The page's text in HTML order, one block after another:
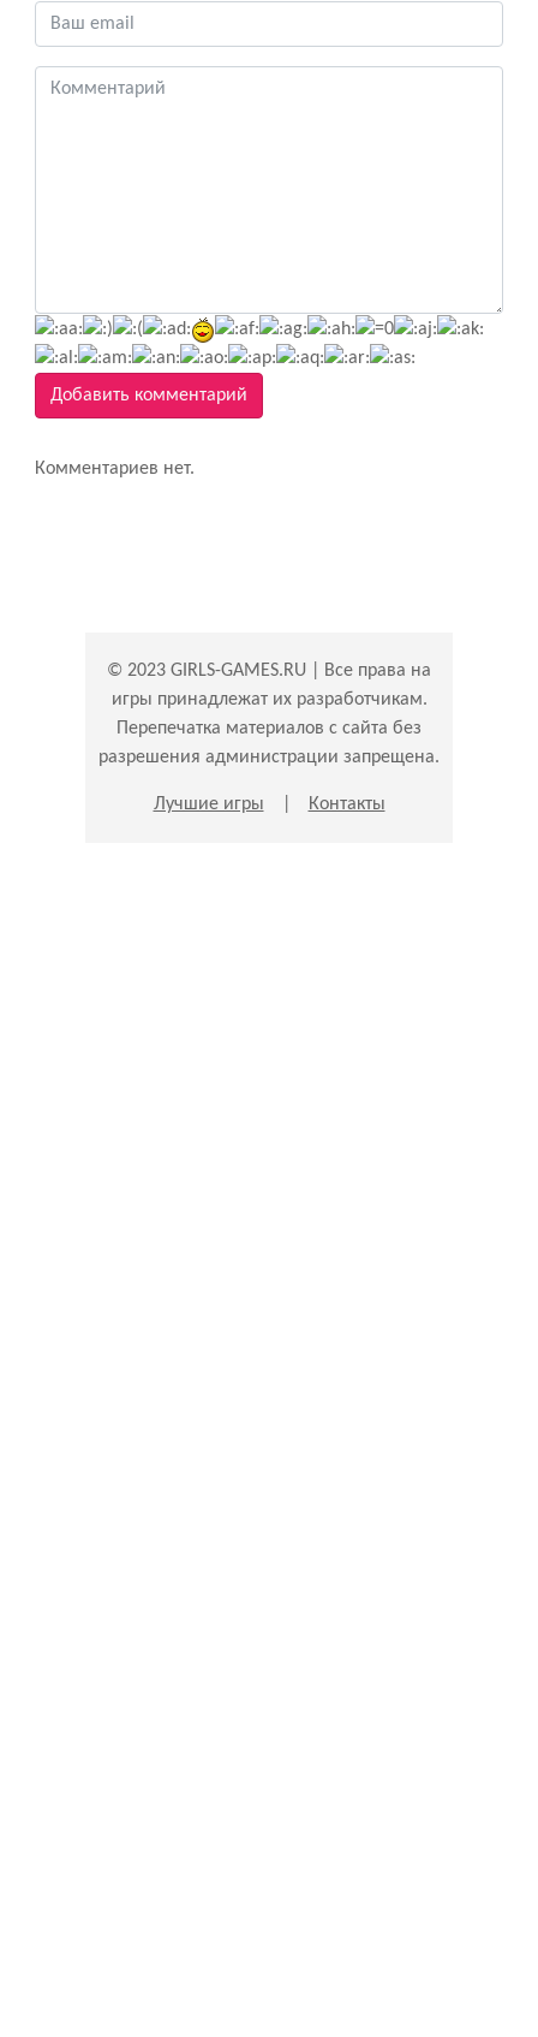
Добавить комментарий
Комментариев нет.
© 2023 GIRLS-GAMES.RU | Все права на
игры принадлежат их разработчикам.
Перепечатка материалов с сайта без
разрешения администрации запрещена.
Лучшие игры Контакты